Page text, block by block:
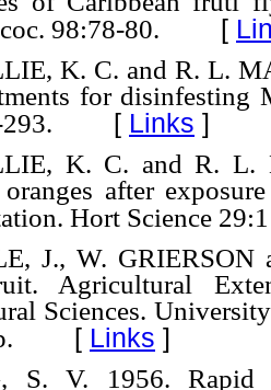
98:78-80. [
K. C. and R. L.
for
[ Links ]
K. C. and R. L.
oranges after
Hort Science
J., W.
Agricultural
Sciences.
[ Links ]
S. V. 1956. Rapid